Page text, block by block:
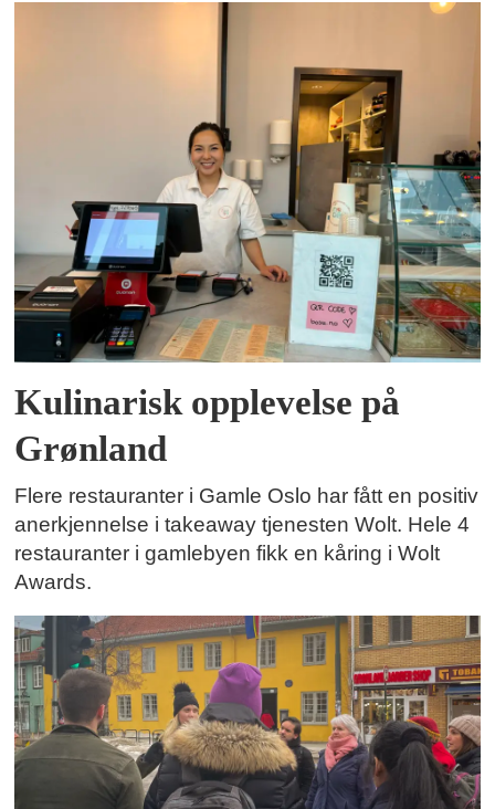
Kulinarisk opplevelse på
Grønland
Flere restauranter i Gamle Oslo har fått en positiv
anerkjennelse i takeaway tjenesten Wolt. Hele 4
restauranter i gamlebyen fikk en kåring i Wolt
Awards.